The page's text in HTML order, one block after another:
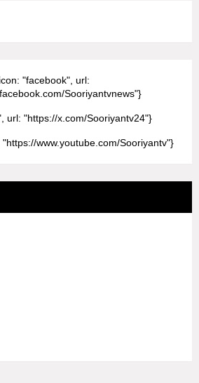
"facebook", url:
Sooriyantvnews"}
url: "https://x.com/Sooriyantv24"}
www.youtube.com/Sooriyantv"}